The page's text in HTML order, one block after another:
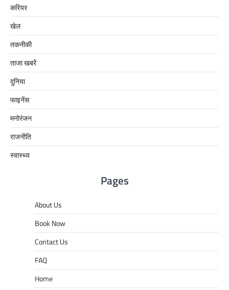
करियर
खेल
तकनीकी
ताजा खबरें
दुनिया
फाइनेंस
मनोरंजन
राजनीति
स्वास्थ्य
Pages
About Us
Book Now
Contact Us
FAQ
Home